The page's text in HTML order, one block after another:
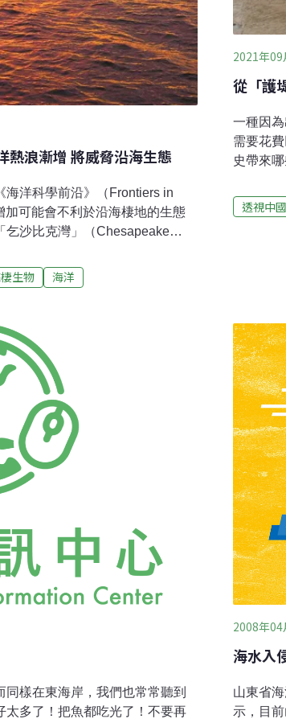
熱浪漸增 將威脅沿海生態
洋科學前沿》（Frontiers in
可能會不利於沿海棲地的生態
乞沙比克灣」（Chesapeake
族群，並使某些水域缺氧問題
其他淺水沿海系統，可能也會
候危機使2016年致命海洋熱浪發
生物 海洋
2021年09
從「護
一種因
需要花
史帶來
49.8億新
2021年
行動也
透視中
樣在東海岸，我們也常常聽到
太多了！把魚都吃光了！不要再
2008年04
海水入
山東省
示，目